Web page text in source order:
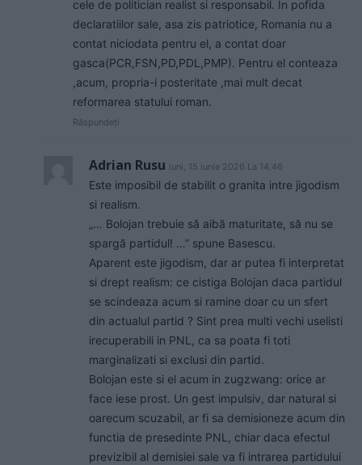
cele de politician realist si responsabil. In pofida
declaratiilor sale, asa zis patriotice, Romania nu a
contat niciodata pentru el, a contat doar
gasca(PCR,FSN,PD,PDL,PMP). Pentru el conteaza
,acum, propria-i posteritate ,mai mult decat
reformarea statului roman.
Răspundeți
Adrian Rusu luni, 15 iunie 2026 La 14.46
Este imposibil de stabilit o granita intre jigodism
si realism.
„… Bolojan trebuie să aibă maturitate, să nu se
spargă partidul! …” spune Basescu.
Aparent este jigodism, dar ar putea fi interpretat
si drept realism: ce cistiga Bolojan daca partidul
se scindeaza acum si ramine doar cu un sfert
din actualul partid ? Sint prea multi vechi uselisti
irecuperabili in PNL, ca sa poata fi toti
marginalizati si exclusi din partid.
Bolojan este si el acum in zugzwang: orice ar
face iese prost. Un gest impulsiv, dar natural si
oarecum scuzabil, ar fi sa demisioneze acum din
functia de presedinte PNL, chiar daca efectul
previzibil al demisiei sale va fi intrarea partidului